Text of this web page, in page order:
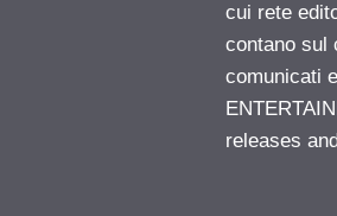
cui rete
contano sul
comunicati
releases